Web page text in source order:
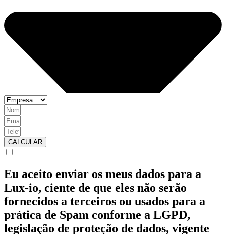
CALCULAR
Eu aceito enviar os meus dados para a
Lux-io, ciente de que eles não serão
fornecidos a terceiros ou usados para a
prática de Spam conforme a LGPD,
legislação de proteção de dados, vigente